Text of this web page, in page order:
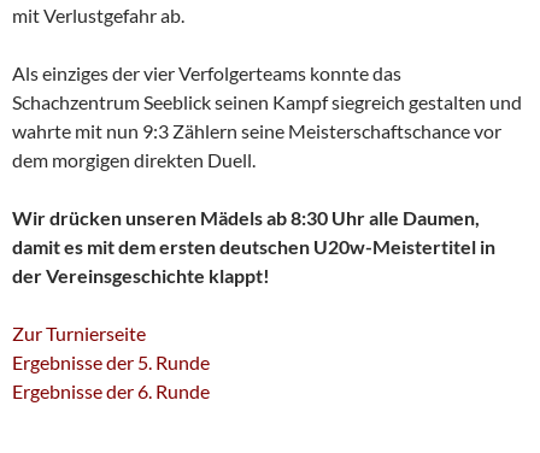
mit Verlustgefahr ab.
Als einziges der vier Verfolgerteams konnte das
Schachzentrum Seeblick seinen Kampf siegreich gestalten und
wahrte mit nun 9:3 Zählern seine Meisterschaftschance vor
dem morgigen direkten Duell.
Wir drücken unseren Mädels ab 8:30 Uhr alle Daumen,
damit es mit dem ersten deutschen U20w-Meistertitel in
der Vereinsgeschichte klappt!
Zur Turnierseite
Ergebnisse der 5. Runde
Ergebnisse der 6. Runde